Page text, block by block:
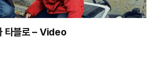
타블로 – Video